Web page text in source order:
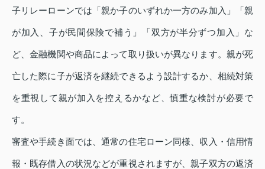
子リレーローンでは「親か子のいずれか一方のみ加入」「親
が加入、子が民間保険で補う」「双方が半分ずつ加入」な
ど、金融機関や商品によって取り扱いが異なります。親が死
亡した際に子が返済を継続できるよう設計するか、相続対策
を重視して親が加入を控えるかなど、慎重な検討が必要で
す。
審査や手続き面では、通常の住宅ローン同様、収入・信用情
報・既存借入の状況などが重視されますが、親子双方の返済